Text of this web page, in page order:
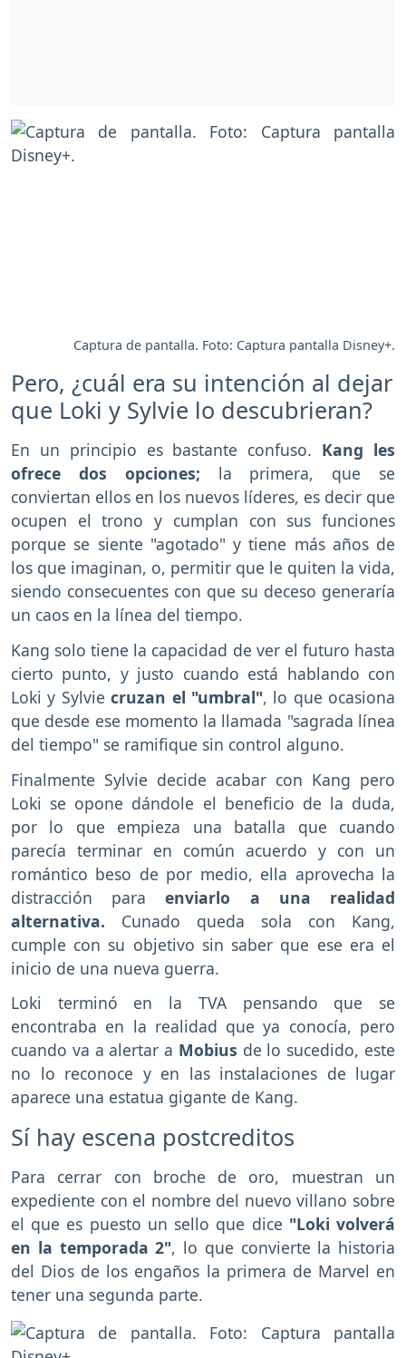
Captura de pantalla. Foto: Captura pantalla Disney+.
Pero, ¿cuál era su intención al dejar
que Loki y Sylvie lo descubrieran?
En un principio es bastante confuso. Kang les
ofrece dos opciones; la primera, que se
conviertan ellos en los nuevos líderes, es decir que
ocupen el trono y cumplan con sus funciones
porque se siente "agotado" y tiene más años de
los que imaginan, o, permitir que le quiten la vida,
siendo consecuentes con que su deceso generaría
un caos en la línea del tiempo.
Kang solo tiene la capacidad de ver el futuro hasta
cierto punto, y justo cuando está hablando con
Loki y Sylvie cruzan el "umbral", lo que ocasiona
que desde ese momento la llamada "sagrada línea
del tiempo" se ramifique sin control alguno.
Finalmente Sylvie decide acabar con Kang pero
Loki se opone dándole el beneficio de la duda,
por lo que empieza una batalla que cuando
parecía terminar en común acuerdo y con un
romántico beso de por medio, ella aprovecha la
distracción para enviarlo a una realidad
alternativa. Cunado queda sola con Kang,
cumple con su objetivo sin saber que ese era el
inicio de una nueva guerra.
Loki terminó en la TVA pensando que se
encontraba en la realidad que ya conocía, pero
cuando va a alertar a Mobius de lo sucedido, este
no lo reconoce y en las instalaciones de lugar
aparece una estatua gigante de Kang.
Sí hay escena postcreditos
Para cerrar con broche de oro, muestran un
expediente con el nombre del nuevo villano sobre
el que es puesto un sello que dice "Loki volverá
en la temporada 2", lo que convierte la historia
del Dios de los engaños la primera de Marvel en
tener una segunda parte.